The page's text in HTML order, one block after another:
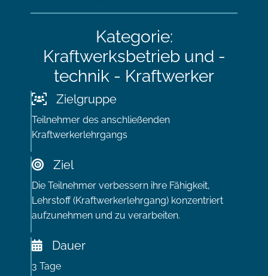
Kategorie:
Kraftwerksbetrieb und -
technik - Kraftwerker
Zielgruppe
Teilnehmer des anschließenden
Kraftwerkerlehrgangs
Ziel
Die Teilnehmer verbessern ihre Fähigkeit,
Lehrstoff (Kraftwerkerlehrgang) konzentriert
aufzunehmen und zu verarbeiten.
Dauer
3 Tage